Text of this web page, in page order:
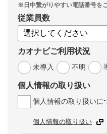
従業員数
カオナビご利用状況
未導入
不明
個人情報の取り扱い
個人情報の取り扱いに
個人情報の取り扱い